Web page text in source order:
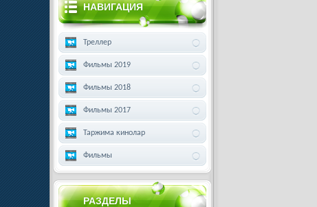
НАВИГАЦИЯ
Треллер
Фильмы 2019
Фильмы 2018
Фильмы 2017
Таржима кинолар
Фильмы
РАЗДЕЛЫ